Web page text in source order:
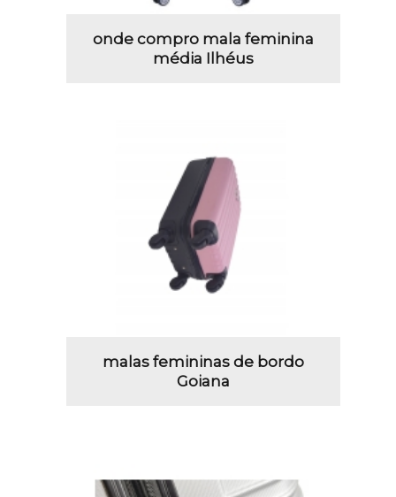
onde compro mala feminina
média Ilhéus
malas femininas de bordo
Goiana